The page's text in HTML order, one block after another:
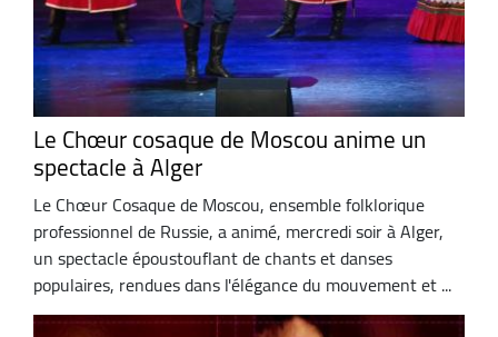
Le Chœur cosaque de Moscou anime un
spectacle à Alger
Le Chœur Cosaque de Moscou, ensemble folklorique
professionnel de Russie, a animé, mercredi soir à Alger,
un spectacle époustouflant de chants et danses
populaires, rendues dans l'élégance du mouvement et ...